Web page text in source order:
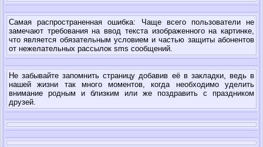
Самая распространенная ошибка: Чаще всего пользователи не
замечают требования на ввод текста изображенного на картинке,
что является обязательным условием и частью защиты абонентов
от нежелательных рассылок sms сообщений.
Не забывайте запомнить страницу добавив её в закладки, ведь в
нашей жизни так много моментов, когда необходимо уделить
внимание родным и близким или же поздравить с праздником
друзей.